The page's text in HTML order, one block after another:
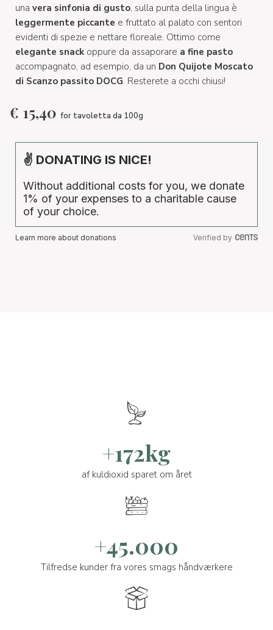
una vera sinfonia di gusto, sulla punta della lingua è
leggermente piccante e fruttato al palato con sentori
evidenti di spezie e nettare floreale. Ottimo come
elegante snack oppure da assaporare a fine pasto
accompagnato, ad esempio, da un Don Quijote Moscato
di Scanzo passito DOCG. Resterete a occhi chiusi!
€ 15,40 for tavoletta da 100g
✌ DONATING IS NICE!
Without additional costs for you, we donate
1% of your expenses to a charitable cause
of your choice.
Learn more about donations Verified by
+172kg
af kuldioxid sparet om året
+45.000
Tilfredse kunder fra vores smags håndværkere